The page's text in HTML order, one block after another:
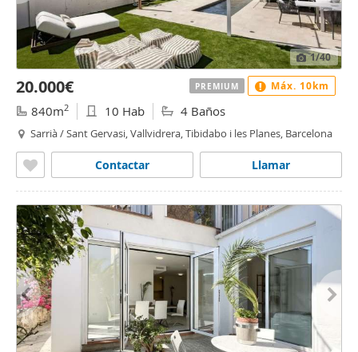
1/40
20.000€
840m2 10 Hab 4 Baños
Sarrià / Sant Gervasi, Vallvidrera, Tibidabo i les Planes, Barcelona
Llamar
Contactar
PREMIUM Máx. 10km